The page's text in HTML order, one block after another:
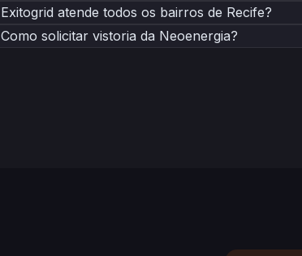
Exitogrid atende todos os bairros de Recife?
Como solicitar vistoria da Neoenergia?